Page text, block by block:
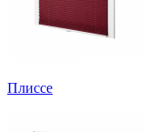
Плиссе